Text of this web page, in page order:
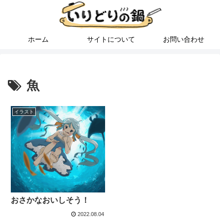
ホーム サイトについて お問い合わせ
魚
イラスト
おさかなおいしそう！
2022.08.04